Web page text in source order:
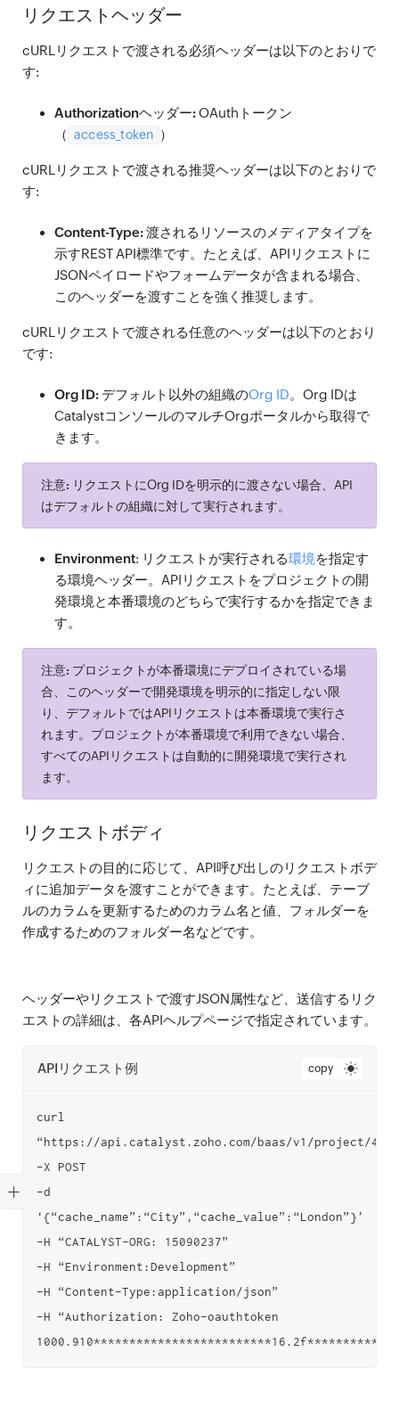
リクエストヘッダー
cURLリクエストで渡される必須ヘッダーは以下のとおりで
す:
Authorizationヘッダー:OAuthトークン
（ access_token ）
cURLリクエストで渡される推奨ヘッダーは以下のとおりで
す:
Content-Type:渡されるリソースのメディアタイプを
示すREST API標準です。たとえば、APIリクエストに
JSONペイロードやフォームデータが含まれる場合、
このヘッダーを渡すことを強く推奨します。
cURLリクエストで渡される任意のヘッダーは以下のとおり
です:
Org ID: デフォルト以外の組織のOrg ID。Org IDは
CatalystコンソールのマルチOrgポータルから取得で
きます。
注意: リクエストにOrg IDを明示的に渡さない場合、API
はデフォルトの組織に対して実行されます。
Environment: リクエストが実行される環境を指定す
る環境ヘッダー。APIリクエストをプロジェクトの開
発環境と本番環境のどちらで実行するかを指定できま
す。
注意: プロジェクトが本番環境にデプロイされている場
合、このヘッダーで開発環境を明示的に指定しない限
り、デフォルトではAPIリクエストは本番環境で実行さ
れます。プロジェクトが本番環境で利用できない場合、
すべてのAPIリクエストは自動的に開発環境で実行され
ます。
リクエストボディ
リクエストの目的に応じて、API呼び出しのリクエストボデ
ィに追加データを渡すことができます。たとえば、テーブ
ルのカラムを更新するためのカラム名と値、フォルダーを
作成するためのフォルダー名などです。
ヘッダーやリクエストで渡すJSON属性など、送信するリク
エストの詳細は、各APIヘルプページで指定されています。
APIリクエスト例 copy
curl
“https://api.catalyst.zoho.com/baas/v1/project/
-X POST
-d
‘{“cache_name”:“City”,“cache_value”:“London”}’
-H “CATALYST-ORG: 15090237”
-H “Environment:Development”
-H “Content-Type:application/json”
-H “Authorization: Zoho-oauthtoken